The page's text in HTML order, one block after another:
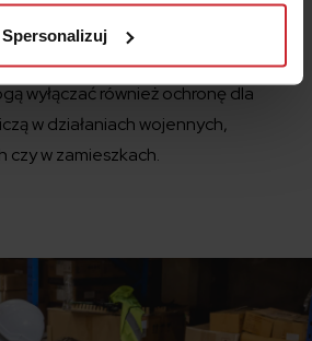
Spersonalizuj
wyłączać również ochronę dla
w działaniach wojennych,
czy w zamieszkach.